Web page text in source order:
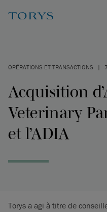
OPÉRATIONS ET TRANSACTIONS |
Acquisition
Veterinary
et l’ADIA
Torys a agi à titre de